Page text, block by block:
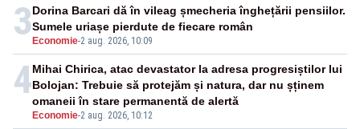
3 Economie-2 aug. 2026, 10:09
Dorina Barcari dă în vileag șmecheria înghețării pensiilor.
Sumele uriașe pierdute de fiecare român
4
Economie-2 aug. 2026, 10:12
Mihai Chirica, atac devastator la adresa progresiștilor lui
Bolojan: Trebuie să protejăm și natura, dar nu șținem
omaneii în stare permanentă de alertă